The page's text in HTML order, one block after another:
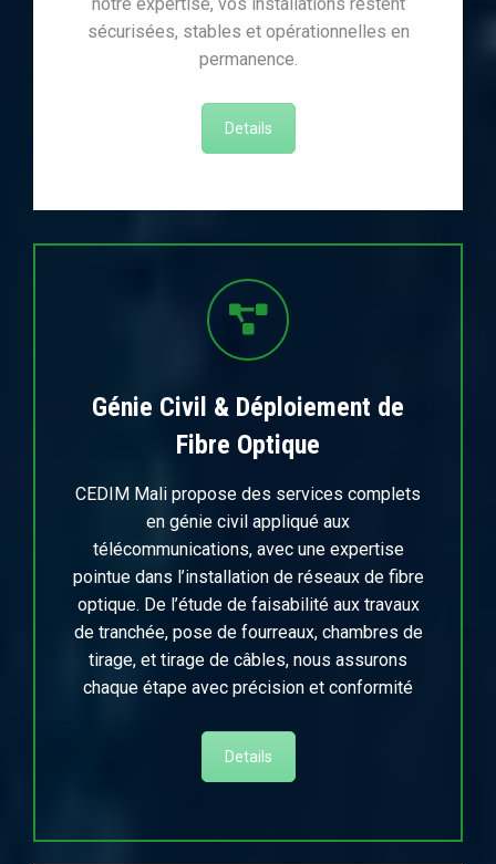
sécurisées, stables et opérationnelles en
permanence.
Details
Génie Civil & Déploiement de
Fibre Optique
CEDIM Mali propose des services complets
en génie civil appliqué aux
télécommunications, avec une expertise
pointue dans l’installation de réseaux de fibre
optique. De l’étude de faisabilité aux travaux
de tranchée, pose de fourreaux, chambres de
tirage, et tirage de câbles, nous assurons
chaque étape avec précision et conformité
Details